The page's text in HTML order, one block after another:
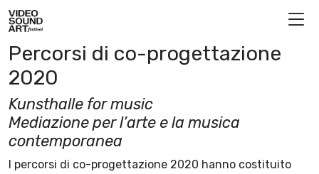
Vai al contenuto
Video Sound Art
Percorsi di co-progettazione
2020
Kunsthalle for music
Mediazione per l’arte e la musica
contemporanea
I percorsi di co-progettazione 2020 hanno costituito